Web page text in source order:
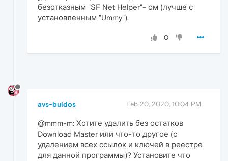
безотказным "SF Net Helper"- ом (лучше с
установленным "Ummy").
0
avs-buldos Feb 20, 2020, 10:04 PM
@mmm-m: Хотите удалить без остатков
Download Master или что-то другое (с
удалением всех ссылок и ключей в реестре
для данной программы)? Установите что